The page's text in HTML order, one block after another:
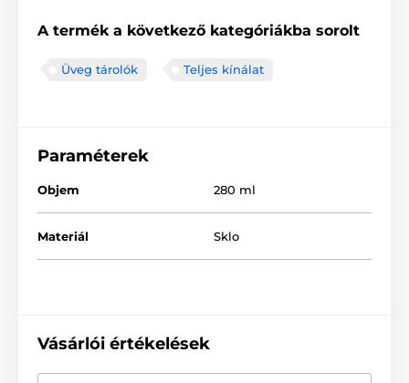
A termék a következő kategóriákba sorolt
Üveg tárolók Teljes kínálat
Paraméterek
Objem 280 ml
Materiál Sklo
Vásárlói értékelések